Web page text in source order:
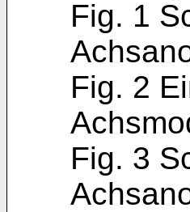
Fig. 1
Fig. 2
Fig. 3